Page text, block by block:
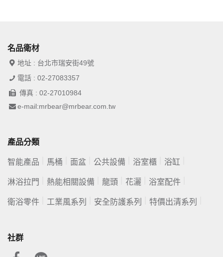
名品衛材
地址 : 台北市瑞安街49號
電話 : 02-27083357
傳真 : 02-27010984
e-mail:mrbear@mrbear.com.tw
產品分類
智能產品 馬桶 面盆 公共設備 浴室櫃 浴缸
淋浴拉門 熱能相關設備 龍頭 花灑 浴室配件
衛浴零件 工業風系列 安全防護系列 特價出清系列
社群